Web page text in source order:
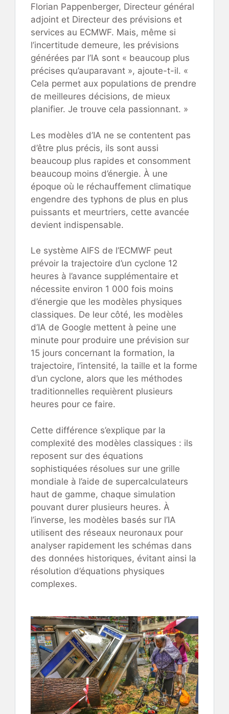
Florian Pappenberger, Directeur général
adjoint et Directeur des prévisions et
services au ECMWF. Mais, même si
l’incertitude demeure, les prévisions
générées par l’IA sont « beaucoup plus
précises qu’auparavant », ajoute-t-il. «
Cela permet aux populations de prendre
de meilleures décisions, de mieux
planifier. Je trouve cela passionnant. »
Les modèles d’IA ne se contentent pas
d’être plus précis, ils sont aussi
beaucoup plus rapides et consomment
beaucoup moins d’énergie. À une
époque où le réchauffement climatique
engendre des typhons de plus en plus
puissants et meurtriers, cette avancée
devient indispensable.
Le système AIFS de l’ECMWF peut
prévoir la trajectoire d’un cyclone 12
heures à l’avance supplémentaire et
nécessite environ 1 000 fois moins
d’énergie que les modèles physiques
classiques. De leur côté, les modèles
d’IA de Google mettent à peine une
minute pour produire une prévision sur
15 jours concernant la formation, la
trajectoire, l’intensité, la taille et la forme
d’un cyclone, alors que les méthodes
traditionnelles requièrent plusieurs
heures pour ce faire.
Cette différence s’explique par la
complexité des modèles classiques : ils
reposent sur des équations
sophistiquées résolues sur une grille
mondiale à l’aide de supercalculateurs
haut de gamme, chaque simulation
pouvant durer plusieurs heures. À
l’inverse, les modèles basés sur l’IA
utilisent des réseaux neuronaux pour
analyser rapidement les schémas dans
des données historiques, évitant ainsi la
résolution d’équations physiques
complexes.